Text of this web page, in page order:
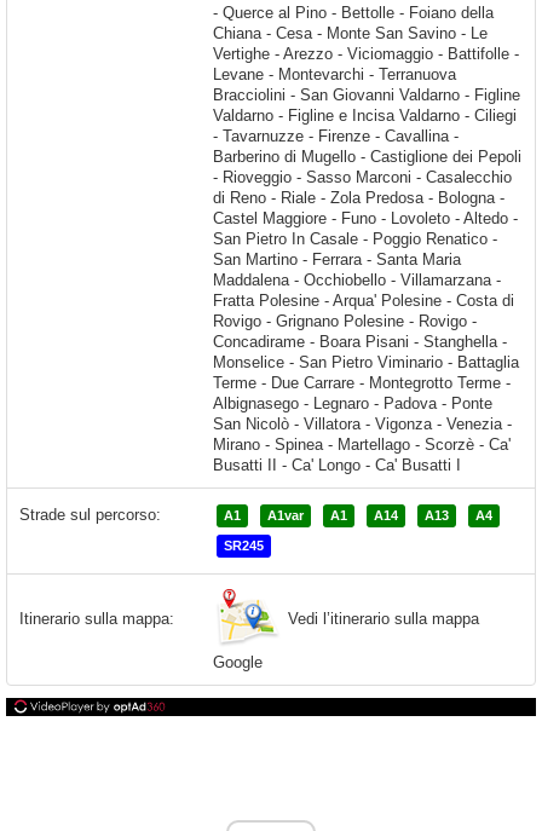
Strade sul percorso: A1 A1var A1 A14 A13 A4
SR245
Itinerario sulla mappa: Vedi l’itinerario sulla mappa
Google